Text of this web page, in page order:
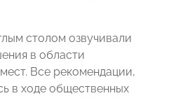
столом озвучивали
в области
Все рекомендации,
в ходе общественных